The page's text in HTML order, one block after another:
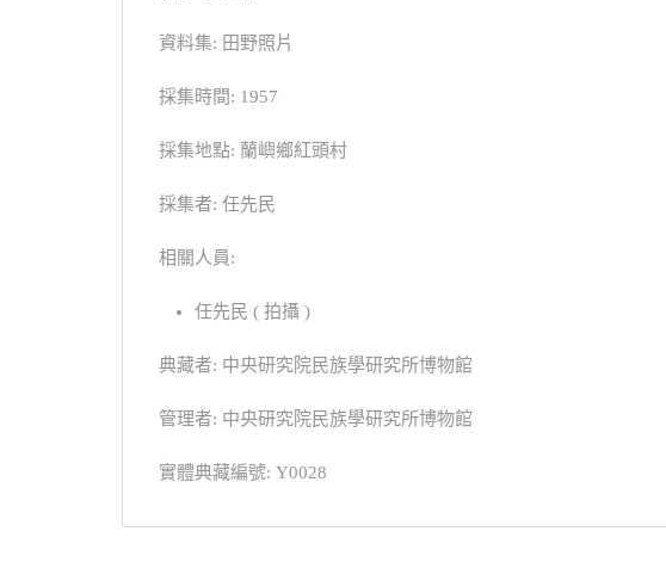
資料集: 田野照片
採集時間: 1957
採集地點: 蘭嶼鄉紅頭村
採集者: 任先民
相關人員:
任先民 ( 拍攝 )
典藏者: 中央研究院民族學研究所博物館
管理者: 中央研究院民族學研究所博物館
實體典藏編號: Y0028